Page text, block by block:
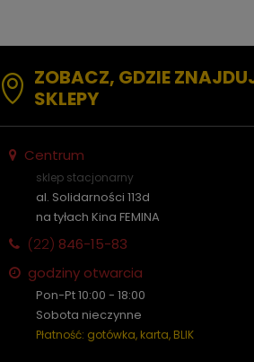
ZOBACZ, GDZIE
SKLEPY
Centrum
sklep stacjonarny
al. Solidarności 113d
na tyłach Kina FEMINA
(22) 846-15-83
godziny otwarcia
Pon-Pt 10:00 - 18:00
Sobota nieczynne
Płatność: gotówka, karta, BLIK